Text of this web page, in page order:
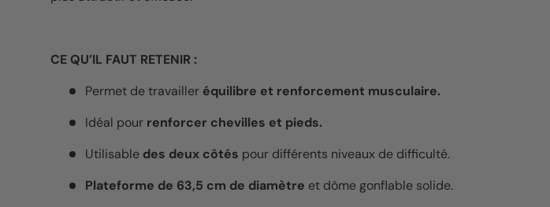
CE QU’IL FAUT RETENIR :
Permet de travailler équilibre et renforcement musculaire.
Idéal pour renforcer chevilles et pieds.
Utilisable des deux côtés pour différents niveaux de difficulté.
Plateforme de 63,5 cm de diamètre et dôme gonflable solide.